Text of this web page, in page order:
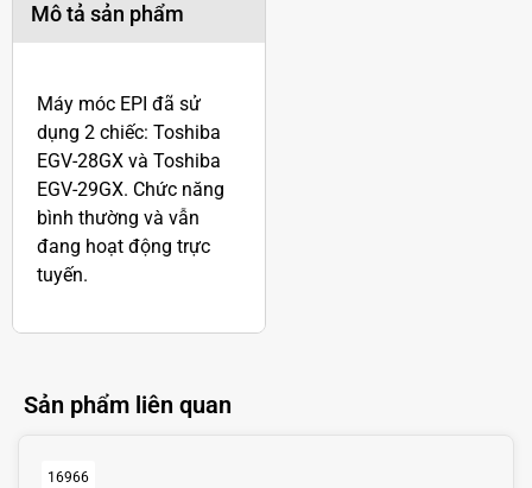
Mô tả sản phẩm
Máy móc EPI đã sử
dụng 2 chiếc: Toshiba
EGV-28GX và Toshiba
EGV-29GX. Chức năng
bình thường và vẫn
đang hoạt động trực
tuyến.
Sản phẩm liên quan
16966